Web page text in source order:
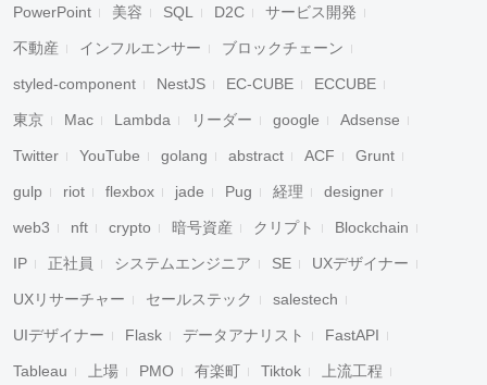
PowerPoint 美容 SQL D2C サービス開発
不動産 インフルエンサー ブロックチェーン
styled-component NestJS EC-CUBE ECCUBE
東京 Mac Lambda リーダー google Adsense
Twitter YouTube golang abstract ACF Grunt
gulp riot flexbox jade Pug 経理 designer
web3 nft crypto 暗号資産 クリプト Blockchain
IP 正社員 システムエンジニア SE UXデザイナー
UXリサーチャー セールステック salestech
UIデザイナー Flask データアナリスト FastAPI
Tableau 上場 PMO 有楽町 Tiktok 上流工程